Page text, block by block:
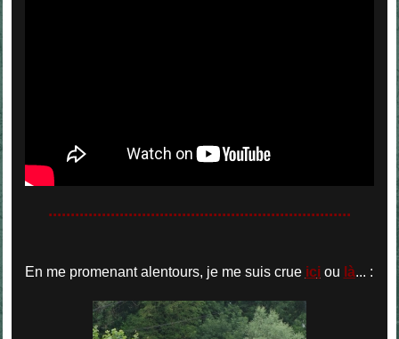
....................................................................
En me promenant alentours, je me suis crue iciou là... :